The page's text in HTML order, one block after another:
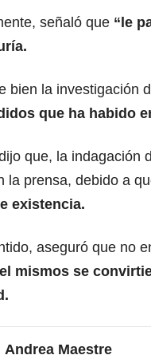
señaló que “le
bien la investigación
que ha habido
que, la indagación
la prensa, debido a
existencia.
aseguró que no
el mismos se
Andrea Maestre